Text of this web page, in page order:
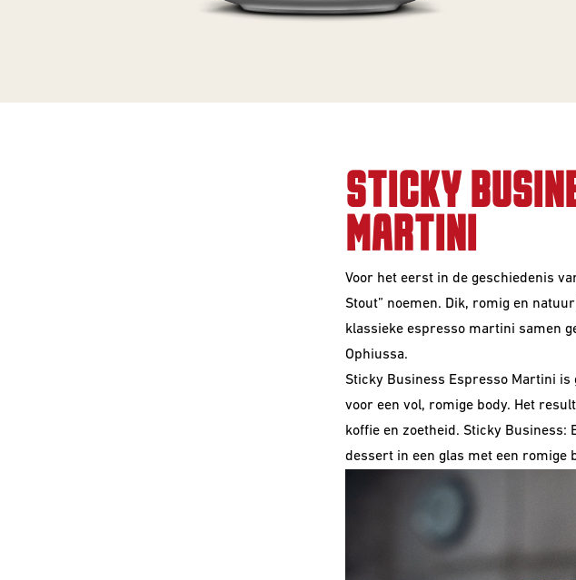
STICKY
MARTINI
Voor het eerst in de geschiedenis
Stout” noemen. Dik, romig en
klassieke espresso martini samen
Ophiussa.
Sticky Business Espresso Martini
voor een vol, romige body. Het
koffie en zoetheid. Sticky Business:
dessert in een glas met een romige